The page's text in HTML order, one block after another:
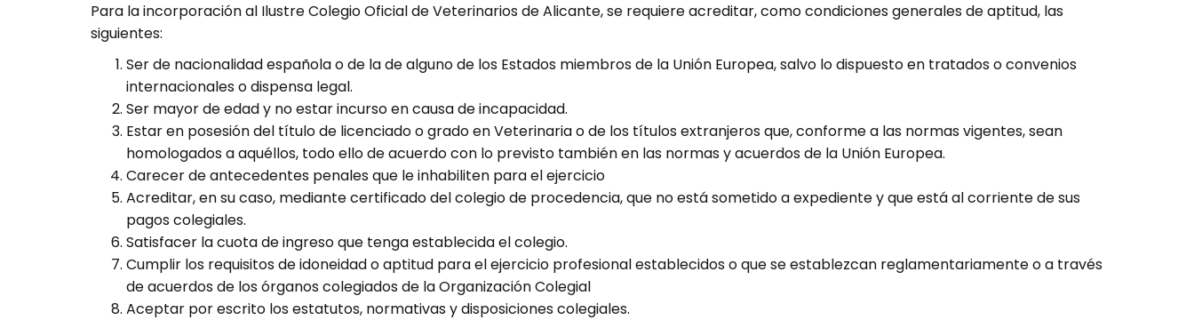
Para la incorporación al Ilustre Colegio Oficial de Veterinarios de Alicante, se requiere acreditar, como condiciones generales de aptitud, las
siguientes:
Ser de nacionalidad española o de la de alguno de los Estados miembros de la Unión Europea, salvo lo dispuesto en tratados o convenios
internacionales o dispensa legal.
Ser mayor de edad y no estar incurso en causa de incapacidad.
Estar en posesión del título de licenciado o grado en Veterinaria o de los títulos extranjeros que, conforme a las normas vigentes, sean
homologados a aquéllos, todo ello de acuerdo con lo previsto también en las normas y acuerdos de la Unión Europea.
Carecer de antecedentes penales que le inhabiliten para el ejercicio
Acreditar, en su caso, mediante certificado del colegio de procedencia, que no está sometido a expediente y que está al corriente de sus
pagos colegiales.
Satisfacer la cuota de ingreso que tenga establecida el colegio.
Cumplir los requisitos de idoneidad o aptitud para el ejercicio profesional establecidos o que se establezcan reglamentariamente o a través
de acuerdos de los órganos colegiados de la Organización Colegial
Aceptar por escrito los estatutos, normativas y disposiciones colegiales.